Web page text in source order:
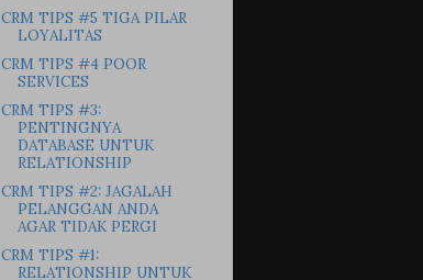
CRM TIPS #5 TIGA PILAR
LOYALITAS
CRM TIPS #4 POOR
SERVICES
CRM TIPS #3:
PENTINGNYA
DATABASE UNTUK
RELATIONSHIP
CRM TIPS #2: JAGALAH
PELANGGAN ANDA
AGAR TIDAK PERGI
CRM TIPS #1:
RELATIONSHIP UNTUK